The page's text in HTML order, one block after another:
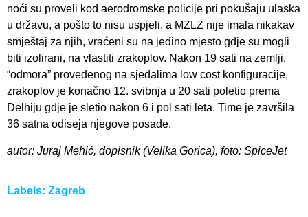
noći su proveli kod aerodromske policije pri pokušaju ulaska
u državu, a pošto to nisu uspjeli, a MZLZ nije imala nikakav
smještaj za njih, vraćeni su na jedino mjesto gdje su mogli
biti izolirani, na vlastiti zrakoplov. Nakon 19 sati na zemlji,
“odmora” provedenog na sjedalima low cost konfiguracije,
zrakoplov je konačno 12. svibnja u 20 sati poletio prema
Delhiju gdje je sletio nakon 6 i pol sati leta. Time je završila
36 satna odiseja njegove posade.
autor: Juraj Mehić, dopisnik (Velika Gorica), foto: SpiceJet
Labels: Zagreb